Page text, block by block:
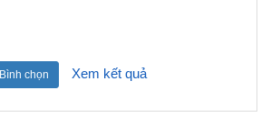
Bình chọn Xem kết quả